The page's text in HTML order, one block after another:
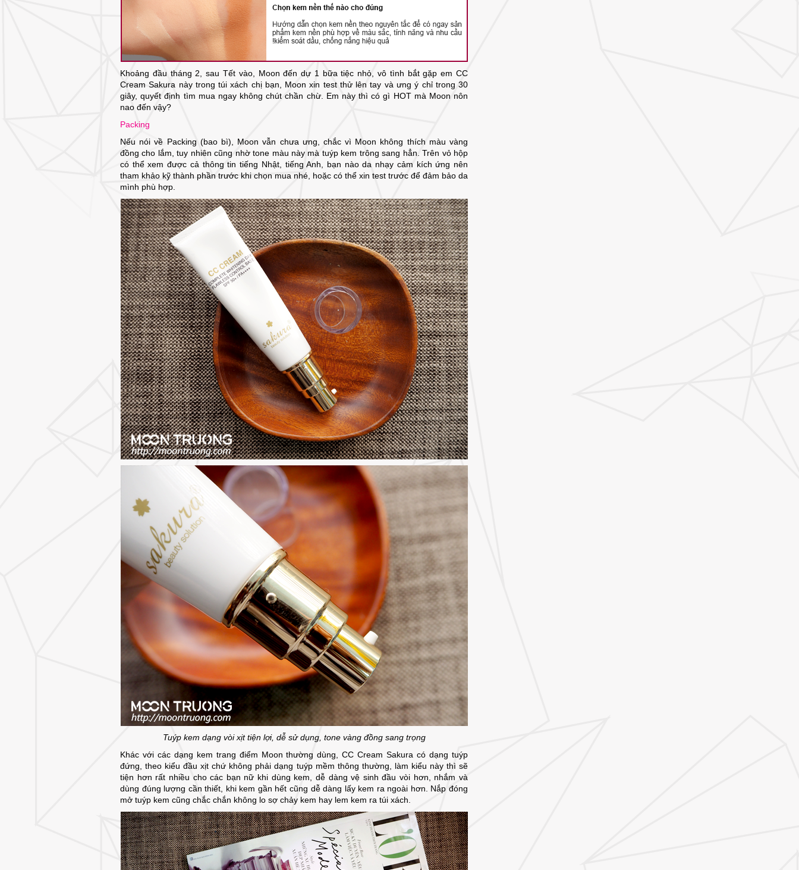
Khoảng đầu tháng 2, sau Tết vào, Moon đến dự 1 bữa tiệc nhỏ, vô tình bắt gặp em CC
Cream Sakura này trong túi xách chị bạn, Moon xin test thử lên tay và ưng ý chỉ trong 30
giây, quyết định tìm mua ngay không chút chần chừ. Em này thì có gì HOT mà Moon nôn
nao đến vậy?
Packing
Nếu nói về Packing (bao bì), Moon vẫn chưa ưng, chắc vì Moon không thích màu vàng
đồng cho lắm, tuy nhiên cũng nhờ tone màu này mà tuýp kem trông sang hẳn. Trên vỏ hộp
có thể xem được cả thông tin tiếng Nhật, tiếng Anh, bạn nào da nhạy cảm kích ứng nên
tham khảo kỹ thành phần trước khi chọn mua nhé, hoặc có thể xin test trước để đảm bảo da
mình phù hợp.
Tuýp kem dạng vòi xịt tiện lợi, dễ sử dụng, tone vàng đồng sang trọng
Khác với các dạng kem trang điểm Moon thường dùng, CC Cream Sakura có dạng tuýp
đứng, theo kiểu đầu xịt chứ không phải dạng tuýp mềm thông thường, làm kiểu này thì sẽ
tiện hơn rất nhiều cho các bạn nữ khi dùng kem, dễ dàng vệ sinh đầu vòi hơn, nhắm và
dùng đúng lượng cần thiết, khi kem gần hết cũng dễ dàng lấy kem ra ngoài hơn. Nắp đóng
mở tuýp kem cũng chắc chắn không lo sợ chảy kem hay lem kem ra túi xách.